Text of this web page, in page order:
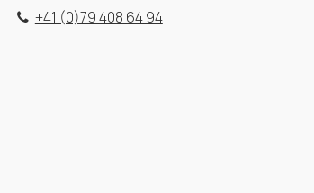
+41 (0)79 408 64 94